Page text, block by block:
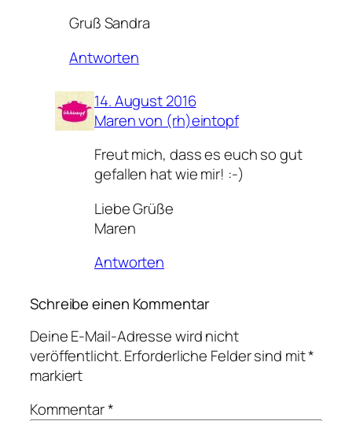
Gruß Sandra
Antworten
14. August 2016
Maren von (rh)eintopf
Freut mich, dass es euch so gut
gefallen hat wie mir! :-)
Liebe Grüße
Maren
Antworten
Schreibe einen Kommentar
Deine E-Mail-Adresse wird nicht
veröffentlicht.Erforderliche Felder sind mit*
markiert
Kommentar*